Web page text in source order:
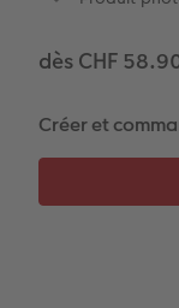
dès CHF
Créer et